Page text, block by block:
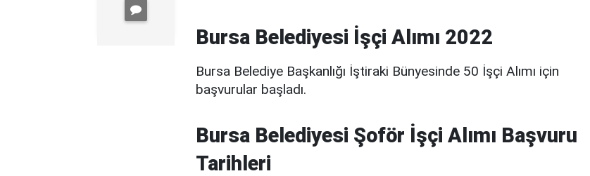
Bursa Belediyesi İşçi Alımı 2022
Bursa Belediye Başkanlığı İştiraki Bünyesinde 50 İşçi Alımı için
başvurular başladı.
Bursa Belediyesi Şoför İşçi Alımı Başvuru
Tarihleri